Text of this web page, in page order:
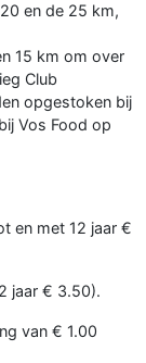
en de 25 km,
15 km om over
Club
opgestoken bij
Vos Food op
en met 12 jaar €
jaar € 3.50).
van € 1.00